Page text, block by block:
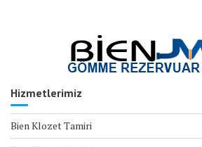
Hizmetlerimiz
Bien Klozet Tamiri